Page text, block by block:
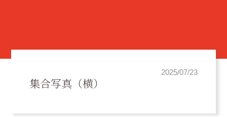
2025/07/23
集合写真（横）